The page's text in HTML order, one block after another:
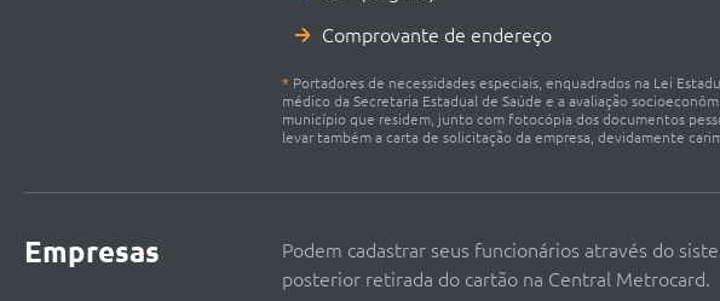
Comprovante de endereço
* Portadores de necessidades especiais, enquadrados na Lei
médico da Secretaria Estadual de Saúde e a avaliação
município que residem, junto com fotocópia dos documentos
levar também a carta de solicitação da empresa, devidamente
Empresas Podem cadastrar seus funcionários através do
posterior retirada do cartão na Central Metrocard.